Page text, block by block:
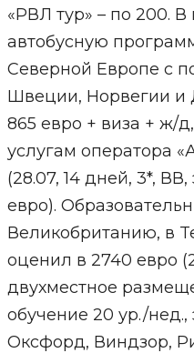
«РВЛ тур» – по 200. В
автобусную
Северной Европе с
Швеции, Норвегии и
865 евро + виза + ж/
услугам оператора
(28.07, 14 дней, 3*,
евро).
Великобританию, в
оценил в 2740 евро
двухместное
обучение 20 ур./
Оксфорд, Виндзор,